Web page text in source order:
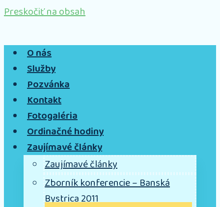
Preskočiť na obsah
O nás
Služby
Pozvánka
Kontakt
Fotogaléria
Ordinačné hodiny
Zaujímavé články
Zaujímavé články
Zborník konferencie – Banská
Bystrica 2011